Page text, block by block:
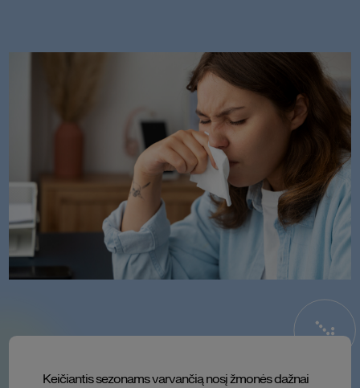
Keičiantis sezonams varvančią nosį žmonės dažnai